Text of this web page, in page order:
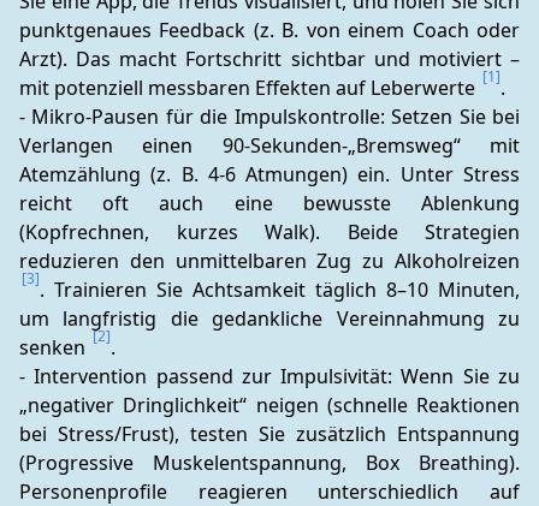
punktgenaues Feedback (z. B. von einem Coach oder
Arzt). Das macht Fortschritt sichtbar und motiviert –
mit potenziell messbaren Effekten auf Leberwerte [1].
- Mikro-Pausen für die Impulskontrolle: Setzen Sie bei
Verlangen einen 90-Sekunden-„Bremsweg“ mit
Atemzählung (z. B. 4-6 Atmungen) ein. Unter Stress
reicht oft auch eine bewusste Ablenkung
(Kopfrechnen, kurzes Walk). Beide Strategien
[3]. Trainieren Sie Achtsamkeit täglich 8–10 Minuten,
um langfristig die gedankliche Vereinnahmung zu
senken [2].
- Intervention passend zur Impulsivität: Wenn Sie zu
„negativer Dringlichkeit“ neigen (schnelle Reaktionen
bei Stress/Frust), testen Sie zusätzlich Entspannung
(Progressive Muskelentspannung, Box Breathing).
Personenprofile reagieren unterschiedlich auf